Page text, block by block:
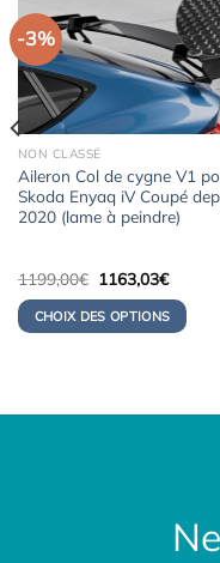
-3%
NON CLASSÉ
Aileron Col de cygne V1
Skoda Enyaq iV Coupé
2020 (lame à peindre)
1199,00€ Le
prix
initial
était :
1199,00€.
1163,03€Le
actuel
est :
CHOIX DES OPTIONS